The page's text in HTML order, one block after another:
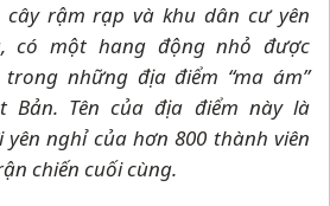
rậm rạp và khu dân cư yên
có một hang động nhỏ được
những địa điểm “ma ám”
Bản. Tên của địa điểm này là
nghỉ của hơn 800 thành viên
chiến cuối cùng.